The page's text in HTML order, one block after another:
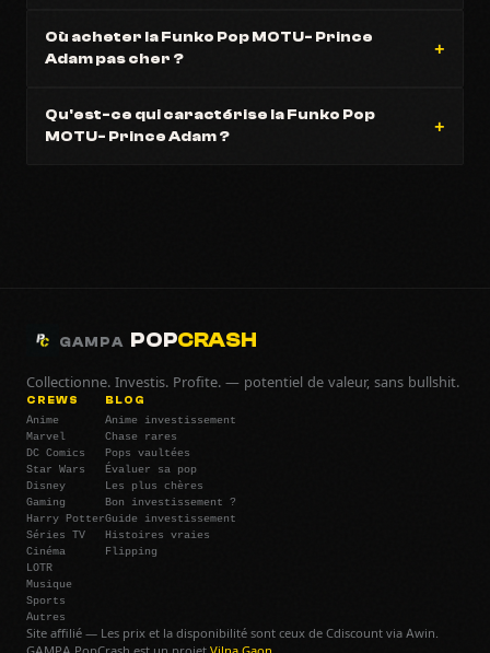
Où acheter la Funko Pop MOTU- Prince
Adam pas cher ?
Qu'est-ce qui caractérise la Funko Pop
MOTU- Prince Adam ?
GAMPA POPCRASH
Collectionne. Investis. Profite. — potentiel de valeur, sans bullshit.
CREWS
Anime
Marvel
DC Comics
Star Wars
Disney
Gaming
Harry Potter
Séries TV
Cinéma
LOTR
Musique
Sports
Autres
BLOG
Anime investissement
Chase rares
Pops vaultées
Évaluer sa pop
Les plus chères
Bon investissement ?
Guide investissement
Histoires vraies
Flipping
Site affilié — Les prix et la disponibilité sont ceux de Cdiscount via Awin.